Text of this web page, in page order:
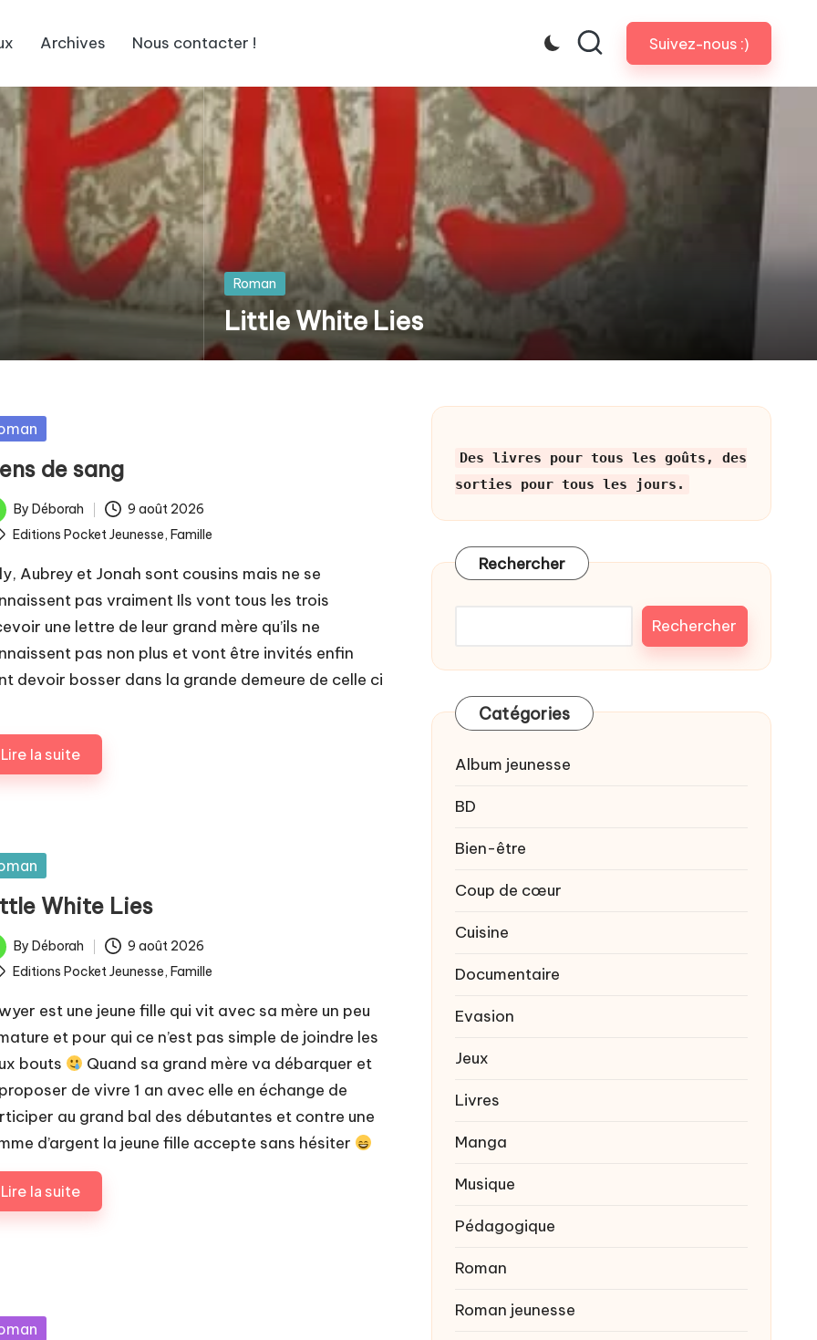
Archives Nous contacter ! Suivez-nous :)
Posted
Roman
Little White Lies
de sang
By Déborah 9 août 2026
Editions Pocket Jeunesse, Famille
Aubrey et Jonah sont cousins mais ne se
pas vraiment Ils vont tous les trois
une lettre de leur grand mère qu’ils ne
pas non plus et vont être invités enfin
devoir bosser dans la grande demeure de celle ci
Lire la suite
White Lies
By Déborah 9 août 2026
Editions Pocket Jeunesse, Famille
est une jeune fille qui vit avec sa mère un peu
et pour qui ce n’est pas simple de joindre les
bouts
Quand sa grand mère va débarquer et
de vivre 1 an avec elle en échange de
au grand bal des débutantes et contre une
d’argent la jeune fille accepte sans hésiter
Lire la suite
Des livres pour tous les goûts, des
sorties pour tous les jours.
Rechercher
Rechercher
Catégories
Album jeunesse
BD
Bien-être
Coup de cœur
Cuisine
Documentaire
Evasion
Jeux
Livres
Manga
Musique
Pédagogique
Roman
Roman jeunesse